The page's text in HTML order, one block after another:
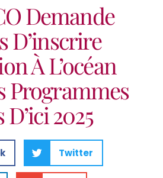
Demande
D’inscrire
À L’océan
Programmes
2025
Twitter